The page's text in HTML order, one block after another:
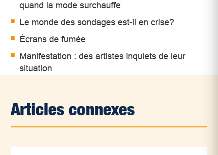
quand la mode surchauffe
Le monde des sondages est-il en crise?
Écrans de fumée
Manifestation : des artistes inquiets de leur
situation
Articles connexes